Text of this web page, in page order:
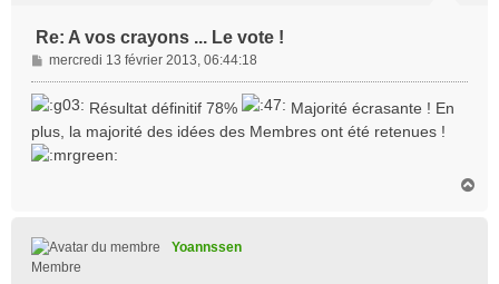
Re: A vos crayons ... Le vote !
M
e
s
a
g
mercredi 13 février 2013, 06:44:18
Résultat définitif 78%
Majorité écrasante ! En
plus, la majorité des idées des Membres ont été retenues !
Yoannssen
Membre